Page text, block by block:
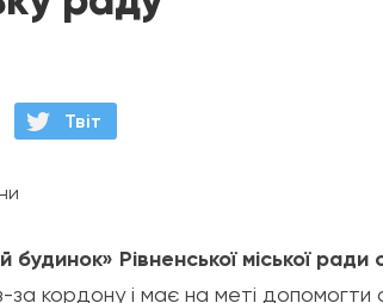
Твiт
Рівненської міської ради
за кордону і має на меті допомогти